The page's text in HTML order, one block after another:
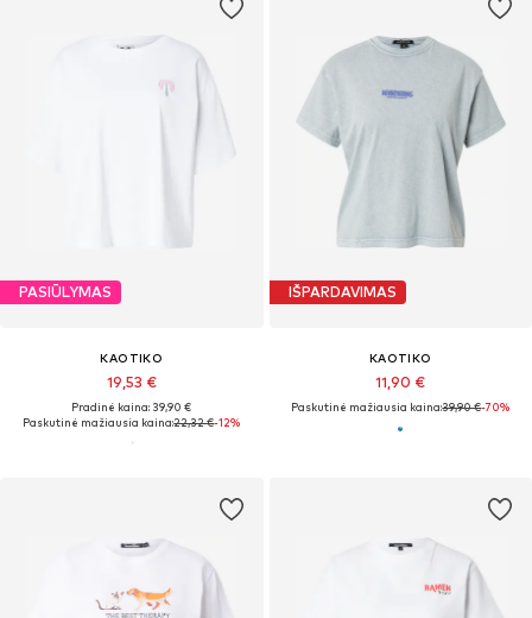
PASIŪLYMAS
KAOTIKO
19,53 €
Pradinė kaina: 39,90 €
Paskutinė mažiausia kaina:22,32 €-12%
IŠPARDAVIMAS
KAOTIKO
11,90 €
Paskutinė mažiausia kaina:39,90 €-70%